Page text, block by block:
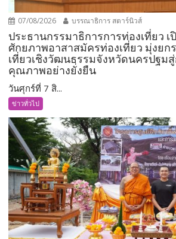
07/08/2026 บรรณาธิการ สตาร์นิวส์
ประธานกรรมาธิการการท่องเที่ยว
ศักยภาพอาสาสมัครท่องเที่ยว มุ่งยก
เที่ยวเชิงวัฒนธรรมจังหวัดนครปฐมสู่
คุณภาพอย่างยั่งยืน
วันศุกร์ที่ 7 สิ...
ข่าวทั่วไป